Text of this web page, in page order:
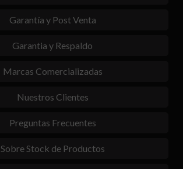
Garantía y Post Venta
Garantia y Respaldo
Marcas Comercializadas
Nuestros Clientes
Preguntas Frecuentes
Sobre Stock de Productos